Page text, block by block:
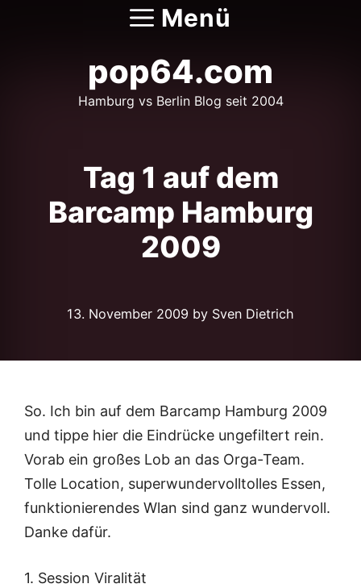
Menü
pop64.com
Hamburg vs Berlin Blog seit 2004
Tag 1 auf dem
Barcamp Hamburg
2009
13. November 2009 by Sven Dietrich
So. Ich bin auf dem Barcamp Hamburg 2009
und tippe hier die Eindrücke ungefiltert rein.
Vorab ein großes Lob an das Orga-Team.
Tolle Location, superwundervolltolles Essen,
funktionierendes Wlan sind ganz wundervoll.
Danke dafür.
1. Session Viralität